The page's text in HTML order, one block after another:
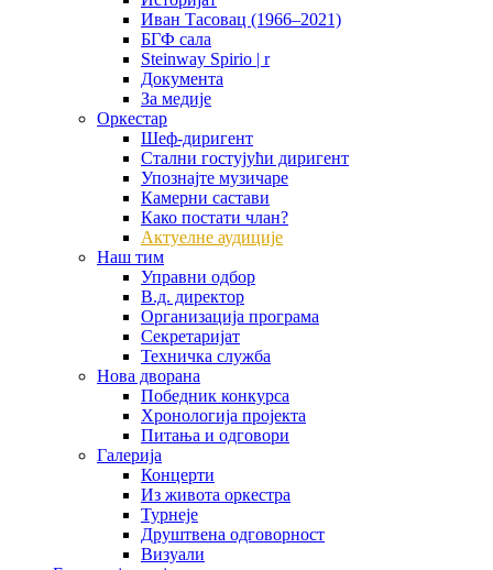
Иван Тасовац (1966–2021)
БГФ сала
Steinway Spirio | r
Документа
За медије
Оркестар
Шеф-диригент
Стални гостујући диригент
Упознајте музичаре
Камерни састави
Како постати члан?
Актуелне аудиције
Наш тим
Управни одбор
В.д. директор
Организација програма
Секретаријат
Техничка служба
Нова дворана
Победник конкурса
Хронологија пројекта
Питања и одговори
Галерија
Концерти
Из живота оркестра
Турнеје
Друштвена одговорност
Визуали